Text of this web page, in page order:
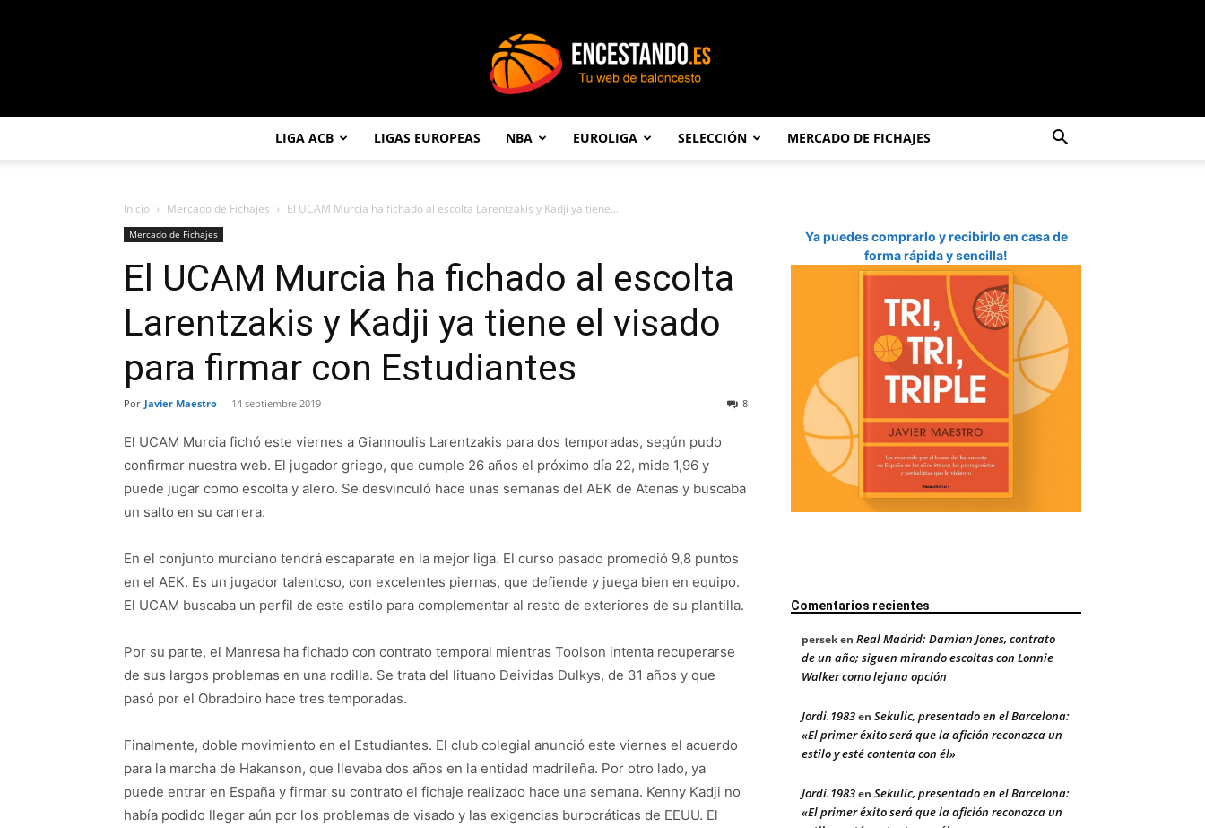
LIGA ACB LIGAS EUROPEAS NBA EUROLIGA SELECCIÓN MERCADO DE FICHAJES
Inicio Mercado de Fichajes El UCAM Murcia ha fichado al escolta Larentzakis y Kadji ya tiene...
Mercado de Fichajes
El UCAM Murcia ha fichado al escolta
Larentzakis y Kadji ya tiene el visado
para firmar con Estudiantes
Por Javier Maestro - 14 septiembre 2019 8
El UCAM Murcia fichó este viernes a Giannoulis Larentzakis para dos temporadas, según pudo
confirmar nuestra web. El jugador griego, que cumple 26 años el próximo día 22, mide 1,96 y
puede jugar como escolta y alero. Se desvinculó hace unas semanas del AEK de Atenas y buscaba
un salto en su carrera.
En el conjunto murciano tendrá escaparate en la mejor liga. El curso pasado promedió 9,8 puntos
en el AEK. Es un jugador talentoso, con excelentes piernas, que defiende y juega bien en equipo.
El UCAM buscaba un perfil de este estilo para complementar al resto de exteriores de su plantilla.
Por su parte, el Manresa ha fichado con contrato temporal mientras Toolson intenta recuperarse
de sus largos problemas en una rodilla. Se trata del lituano Deividas Dulkys, de 31 años y que
pasó por el Obradoiro hace tres temporadas.
Finalmente, doble movimiento en el Estudiantes. El club colegial anunció este viernes el acuerdo
para la marcha de Hakanson, que llevaba dos años en la entidad madrileña. Por otro lado, ya
puede entrar en España y firmar su contrato el fichaje realizado hace una semana. Kenny Kadji no
había podido llegar aún por los problemas de visado y las exigencias burocráticas de EEUU. El
Ya puedes comprarlo y recibirlo en casa de
forma rápida y sencilla!
Comentarios recientes
perseken Real Madrid: Damian Jones, contrato
de un año; siguen mirando escoltas con Lonnie
Walker como lejana opción
Jordi.1983en Sekulic, presentado en el Barcelona:
«El primer éxito será que la afición reconozca un
estilo y esté contenta con él»
Jordi.1983en Sekulic, presentado en el Barcelona:
«El primer éxito será que la afición reconozca un